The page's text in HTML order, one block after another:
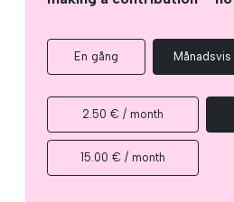
En gång Månadsvis
2.50 € / month
15.00 € / month